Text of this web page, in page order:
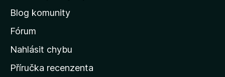
v
s
k
u
Blog komunity
Fórum
Nahlásit chybu
Příručka recenzenta